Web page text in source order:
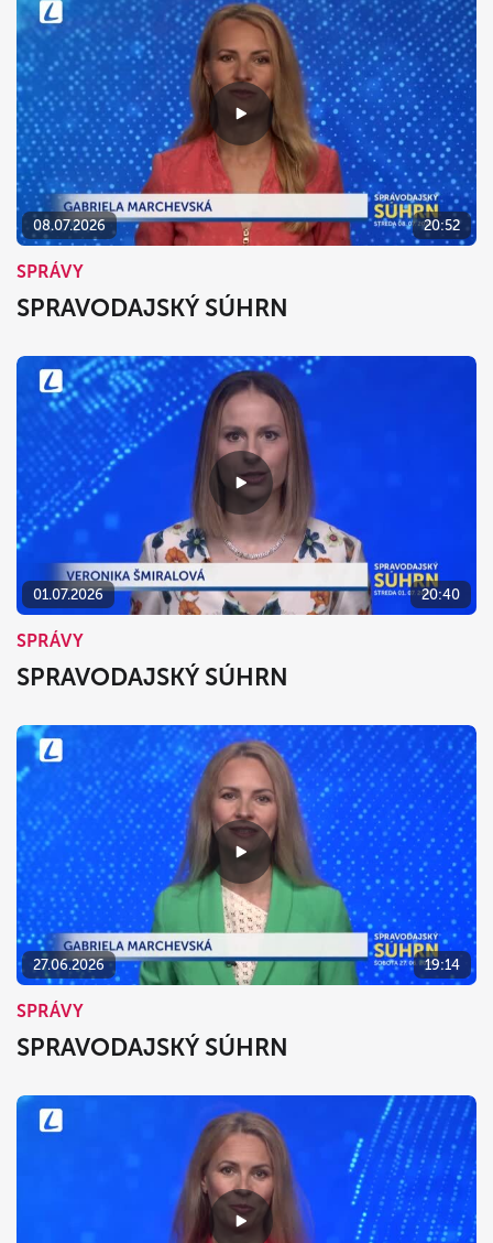
08.07.2026 20:52
SPRÁVY
SPRAVODAJSKÝ SÚHRN
01.07.2026 20:40
SPRÁVY
SPRAVODAJSKÝ SÚHRN
27.06.2026 19:14
SPRÁVY
SPRAVODAJSKÝ SÚHRN